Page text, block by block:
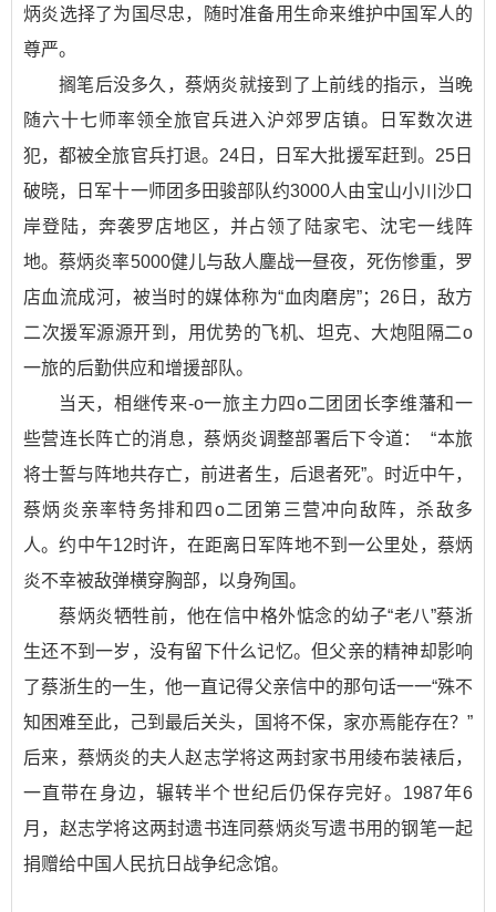
炳炎选择了为国尽忠，随时准备用生命来维护中国军人的
尊严。
搁笔后没多久，蔡炳炎就接到了上前线的指示，当晚
随六十七师率领全旅官兵进入沪郊罗店镇。日军数次进
犯，都被全旅官兵打退。24日，日军大批援军赶到。25日
破晓，日军十一师团多田骏部队约3000人由宝山小川沙口
岸登陆，奔袭罗店地区，并占领了陆家宅、沈宅一线阵
地。蔡炳炎率5000健儿与敌人鏖战一昼夜，死伤惨重，罗
店血流成河，被当时的媒体称为“血肉磨房”；26日，敌方
二次援军源源开到，用优势的飞机、坦克、大炮阻隔二o
一旅的后勤供应和增援部队。
当天，相继传来-o一旅主力四o二团团长李维藩和一
些营连长阵亡的消息，蔡炳炎调整部署后下令道： “本旅
将士誓与阵地共存亡，前进者生，后退者死”。时近中午，
蔡炳炎亲率特务排和四o二团第三营冲向敌阵，杀敌多
人。约中午12时许，在距离日军阵地不到一公里处，蔡炳
炎不幸被敌弹横穿胸部，以身殉国。
蔡炳炎牺牲前，他在信中格外惦念的幼子“老八”蔡浙
生还不到一岁，没有留下什么记忆。但父亲的精神却影响
了蔡浙生的一生，他一直记得父亲信中的那句话一一“殊不
知困难至此，己到最后关头，国将不保，家亦焉能存在？”
后来，蔡炳炎的夫人赵志学将这两封家书用绫布装裱后，
一直带在身边，辗转半个世纪后仍保存完好。1987年6
月，赵志学将这两封遗书连同蔡炳炎写遗书用的钢笔一起
捐赠给中国人民抗日战争纪念馆。